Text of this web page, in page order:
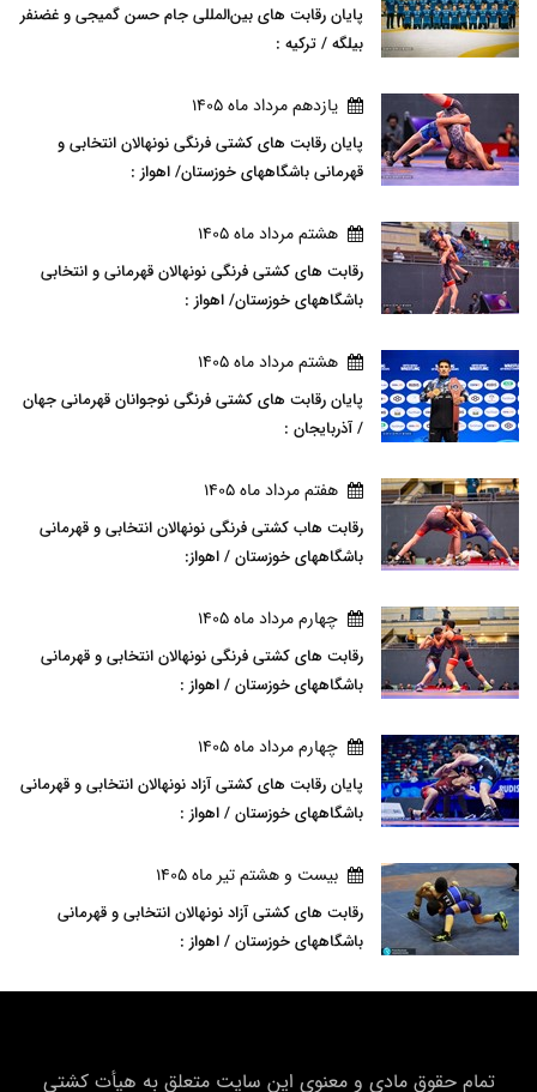
پایان رقابت های بین‌المللی جام حسن گمیجی و غضنفر
بیلگه / ترکیه :
يازدهم مرداد ماه 1405
پایان رقابت های کشتی فرنگی نونهالان انتخابی و
قهرمانی باشگاههای خوزستان/ اهواز :
هشتم مرداد ماه 1405
رقابت های کشتی فرنگی نونهالان قهرمانی و انتخابی
باشگاههای خوزستان/ اهواز :
هشتم مرداد ماه 1405
پایان رقابت های کشتی فرنگی نوجوانان قهرمانی جهان
/ آذربایجان :
هفتم مرداد ماه 1405
رقابت هاب کشتی فرنگی نونهالان انتخابی و قهرمانی
باشگاههای خوزستان / اهواز:
چهارم مرداد ماه 1405
رقابت های کشتی فرنگی نونهالان انتخابی و قهرمانی
باشگاههای خوزستان / اهواز :
چهارم مرداد ماه 1405
پایان رقابت های کشتی آزاد نونهالان انتخابی و قهرمانی
باشگاههای خوزستان / اهواز :
بيست و هشتم تير ماه 1405
رقابت های کشتی آزاد نونهالان انتخابی و قهرمانی
باشگاههای خوزستان / اهواز :
تمام حقوق مادی و معنوی این سایت متعلق به هیأت كشتی